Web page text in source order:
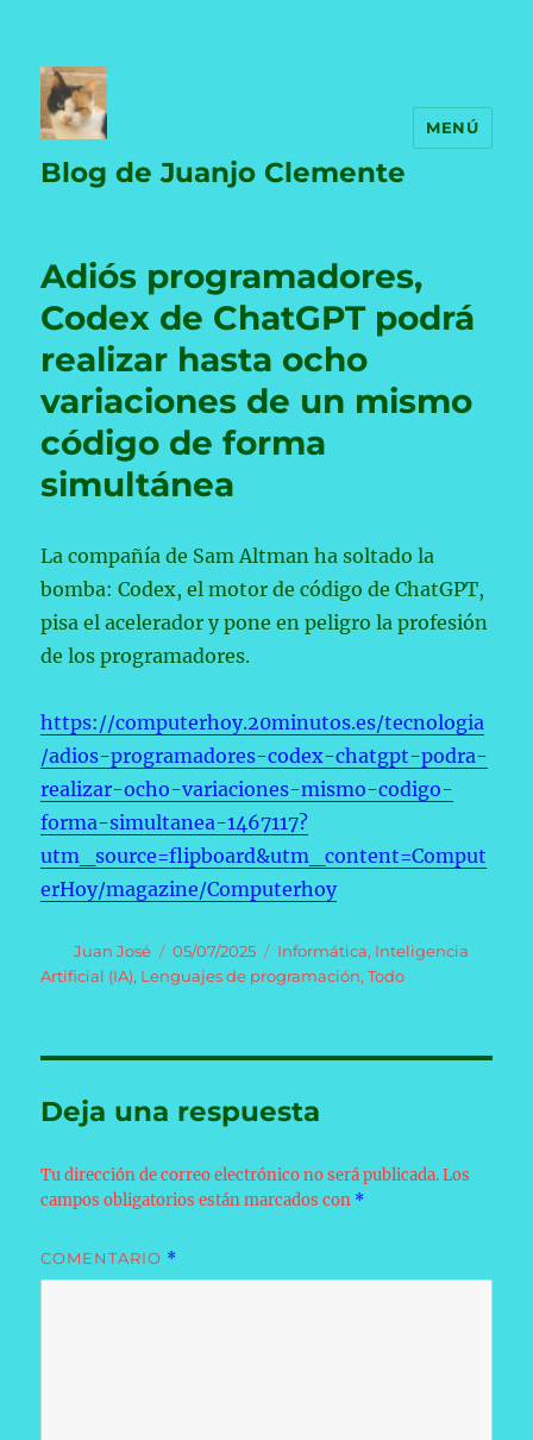
Blog de Juanjo Clemente
MENÚ
Adiós programadores,
Codex de ChatGPT podrá
realizar hasta ocho
variaciones de un mismo
código de forma
simultánea
La compañía de Sam Altman ha soltado la
bomba: Codex, el motor de código de ChatGPT,
pisa el acelerador y pone en peligro la profesión
de los programadores.
https://computerhoy.20minutos.es/tecnologia
/adios-programadores-codex-chatgpt-podra-
realizar-ocho-variaciones-mismo-codigo-
forma-simultanea-1467117?
utm_source=flipboard&utm_content=Comput
erHoy/magazine/Computerhoy
Autor
Juan José
Publicado
el
05/07/2025 Categorías
Informática, Inteligencia
Artificial (IA), Lenguajes de programación,Todo
Deja una respuesta
Tu dirección de correo electrónico no será publicada. Los
campos obligatorios están marcados con *
COMENTARIO *